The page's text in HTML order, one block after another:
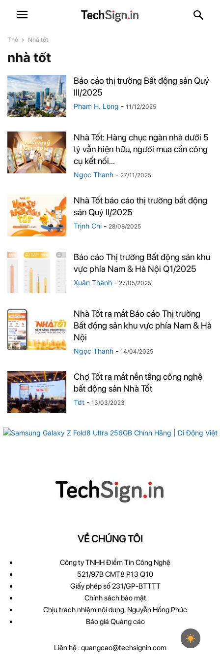
Thẻ Nhà tốt
nhà tốt
Báo cáo thị trường Bất động sản Quý
III/2025
Pham H. Long - 11/12/2025
Nhà Tốt: Hàng chục ngàn nhà dưới 5
tỷ vẫn hiện hữu, người mua cần công
cụ kết nối...
Ngọc Thanh - 27/11/2025
Nhà Tốt báo cáo thị trường bất động
sản Quý II/2025
Trịnh Chi - 28/08/2025
Báo cáo Thị trường Bất động sản khu
vực phía Nam & Hà Nội Q1/2025
Xuân Thành - 27/05/2025
Nhà Tốt ra mắt Báo cáo Thị trường
Bất động sản khu vực phía Nam & Hà
Nội
Ngọc Thanh - 14/04/2025
Chợ Tốt ra mắt nền tầng công nghệ
bất động sản Nhà Tốt
Tdt - 13/03/2023
VỀ CHÚNG TÔI
Công ty TNHH Điểm Tin Công Nghệ
521/97B CMT8 P13 Q10
Giấy phép số 231/GP-BTTTT
Chính sách bảo mật
Chịu trách nhiệm nội dung: Nguyễn Hồng Phúc
Báo giá Quảng cáo
Liên hệ :quangcao@techsignin.com